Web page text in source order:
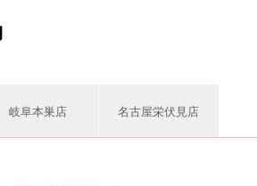
岐阜本巣店 名古屋栄伏見店